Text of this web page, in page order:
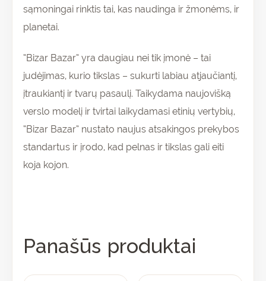
sąmoningai rinktis tai, kas naudinga ir žmonėms, ir
planetai.
“Bizar Bazar” yra daugiau nei tik įmonė – tai
judėjimas, kurio tikslas – sukurti labiau atjaučiantį,
įtraukiantį ir tvarų pasaulį. Taikydama naujovišką
verslo modelį ir tvirtai laikydamasi etinių vertybių,
“Bizar Bazar” nustato naujus atsakingos prekybos
standartus ir įrodo, kad pelnas ir tikslas gali eiti
koja kojon.
Panašūs produktai